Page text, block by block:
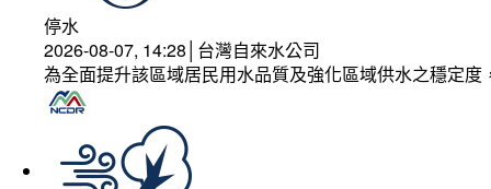
停水
2026-08-07, 14:28│台灣自來水公司
為全面提升該區域居民用水品質及強化區域供水之穩定